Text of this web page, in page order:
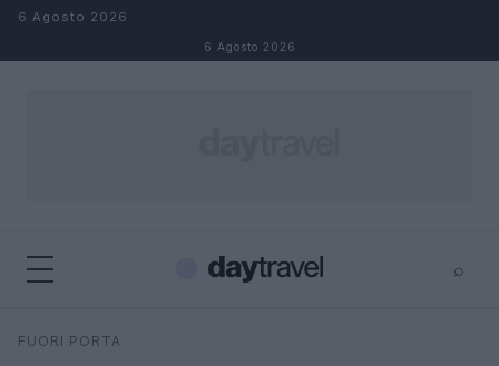
Salta al contenuto
6 Agosto 2026
6 Agosto 2026
⌕
Cerca
FUORI PORTA